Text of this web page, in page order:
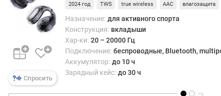
а
с
т
а
Г
ц
Спросить
2024 год TWS true wireless AAC влагозащита
Назначение: для активного спорта
Конструкция: вкладыши
Хар-ки: 20 – 20000 Гц
Подключение: беспроводные, Bluetooth,
Аккумулятор: до 10 ч
Зарядный кейс: до 30 ч